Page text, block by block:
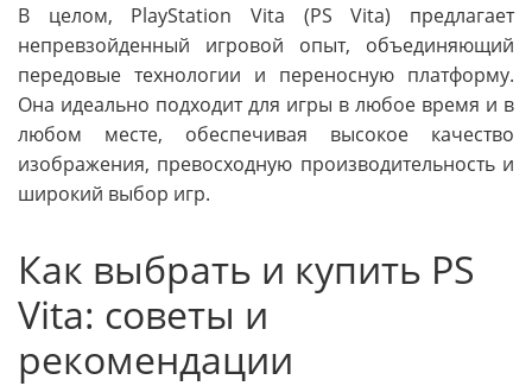
В целом, PlayStation Vita (PS Vita) предлагает
непревзойденный игровой опыт, объединяющий
передовые технологии и переносную платформу.
Она идеально подходит для игры в любое время и в
любом месте, обеспечивая высокое качество
изображения, превосходную производительность и
широкий выбор игр.
Как выбрать и купить PS
Vita: советы и
рекомендации